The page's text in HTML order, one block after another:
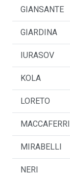
GIANSANTE
GIARDINA
IURASOV
KOLA
LORETO
MACCAFERRI
MIRABELLI
NERI